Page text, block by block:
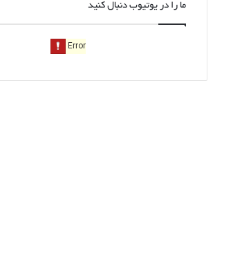
ما را در یوتیوب دنبال کنید